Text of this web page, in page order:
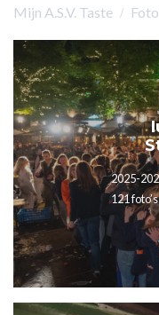
Mijn A.S.V. Taste
2025-
121 foto’s